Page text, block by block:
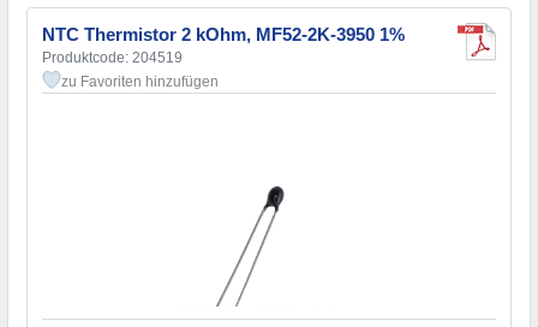
NTC Thermistor 2 kOhm, MF52-2K-3950 1%
Produktcode: 204519
zu Favoriten hinzufügen